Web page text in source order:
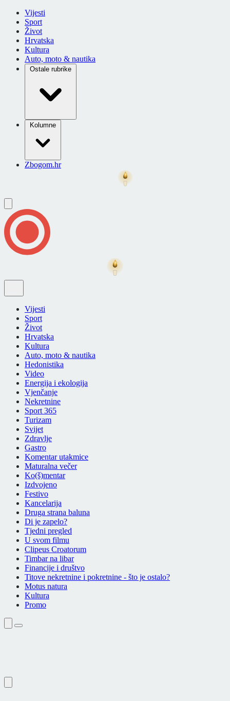
Vijesti
Sport
Život
Hrvatska
Kultura
Auto, moto & nautika
Ostale rubrike
Kolumne
Zbogom.hr
Vijesti
Sport
Život
Hrvatska
Kultura
Auto, moto & nautika
Hedonistika
Video
Energija i ekologija
Vjenčanje
Nekretnine
Sport 365
Turizam
Svijet
Zdravlje
Gastro
Komentar utakmice
Maturalna večer
Ko(š)mentar
Izdvojeno
Festivo
Kancelarija
Druga strana baluna
Di je zapelo?
Tjedni pregled
U svom filmu
Clipeus Croatorum
Timbar na libar
Financije i društvo
Titove nekretnine i pokretnine - što je ostalo?
Motus natura
Kultura
Promo